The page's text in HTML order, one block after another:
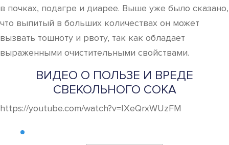
в почках, подагре и диарее. Выше уже было сказано,
что выпитый в больших количествах он может
вызвать тошноту и рвоту, так как обладает
выраженными очистительными свойствами.
ВИДЕО О ПОЛЬЗЕ И ВРЕДЕ
СВЕКОЛЬНОГО СОКА
https://youtube.com/watch?v=IXeQrxWUzFM